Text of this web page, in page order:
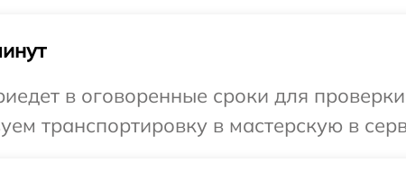
в оговоренные сроки для
транспортировку в мастерскую в